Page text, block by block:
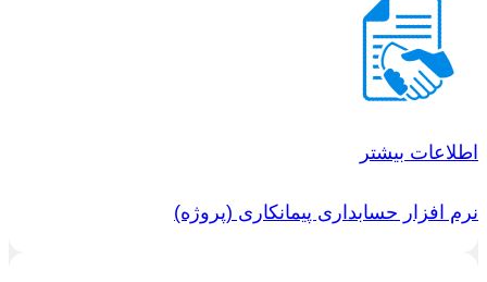
اطلاعات بیشتر
نرم افزار حسابداری پیمانکاری (پروژه)